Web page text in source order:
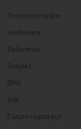
Provedené práce:
Hodnocení:
Reference:
Subjekt:
DPH:
Věk:
Datum registrace: